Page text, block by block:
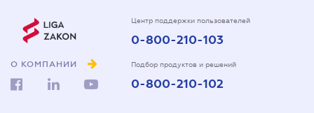
О КОМПАНИИ
Центр поддержки пользователей
0-800-210-103
Подбор продуктов и решений
0-800-210-102